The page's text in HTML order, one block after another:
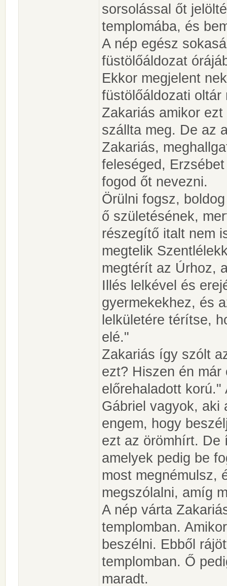
sorsolással őt
templomába, és
A nép egész
füstölőáldozat
Ekkor megjelent
füstölőáldozati oltár
Zakariás amikor
szállta meg. De az
Zakariás,
feleséged,
fogod őt nevezni.
Örülni fogsz,
ő születésének,
részegítő italt nem
megtelik
megtérít az Úrhoz,
Illés lelkével és
gyermekekhez, és
lelkületére térítse,
elé."
Zakariás így szólt
ezt? Hiszen én
előrehaladott
Gábriel vagyok, aki
engem, hogy
ezt az örömhírt. De
amelyek pedig be
most megnémulsz,
megszólalni, amíg
A nép várta
templomban.
beszélni. Ebből
templomban. Ő
maradt.